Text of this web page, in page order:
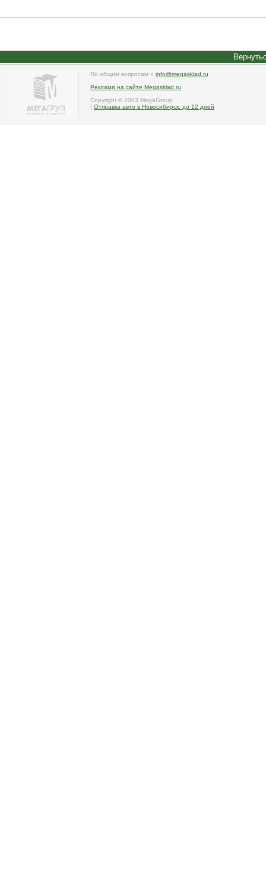
По общим вопросам » info@megasklad.ru
Реклама на сайте Megasklad.ru
Copyright © 2003 MegaGroup
| Отправка авто в Новосибирск: до 12 дней